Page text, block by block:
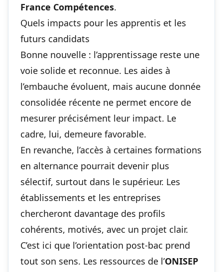
France Compétences.
Quels impacts pour les apprentis et les
futurs candidats
Bonne nouvelle : l’apprentissage reste une
voie solide et reconnue. Les aides à
l’embauche évoluent, mais aucune donnée
consolidée récente ne permet encore de
mesurer précisément leur impact. Le
cadre, lui, demeure favorable.
En revanche, l’accès à certaines formations
en alternance pourrait devenir plus
sélectif, surtout dans le supérieur. Les
établissements et les entreprises
chercheront davantage des profils
cohérents, motivés, avec un projet clair.
C’est ici que l’orientation post-bac prend
tout son sens. Les ressources de l’ONISEP